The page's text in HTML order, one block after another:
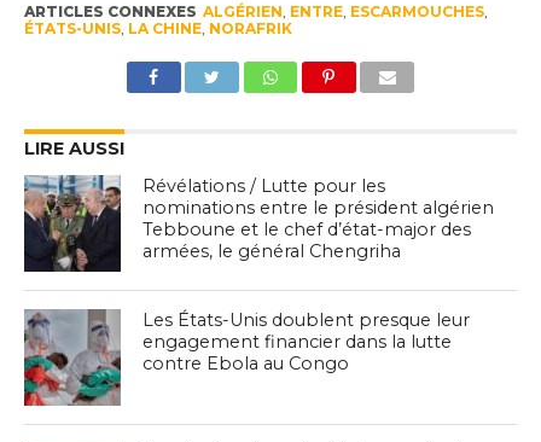
ARTICLES CONNEXES ALGÉRIEN, ENTRE, ESCARMOUCHES,
ÉTATS-UNIS, LA CHINE, NORAFRIK
LIRE AUSSI
Révélations / Lutte pour les
nominations entre le président algérien
Tebboune et le chef d’état-major des
armées, le général Chengriha
Les États-Unis doublent presque leur
engagement financier dans la lutte
contre Ebola au Congo